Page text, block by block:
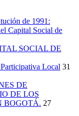
de 1991:
Capital Social de
SOCIAL DE
Local 31
DE
DE LOS
BOGOTÁ. 27